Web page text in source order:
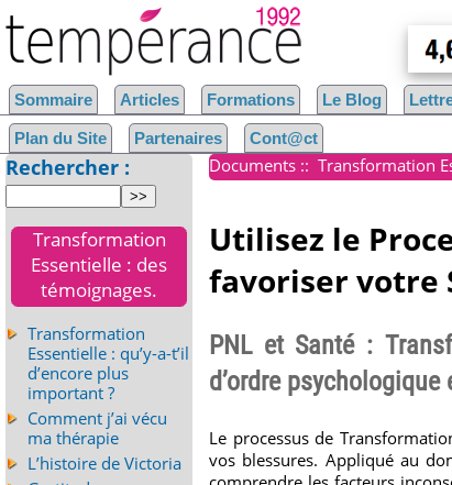
Documents :: Transformation
Utilisez le
favoriser votre
PNL et Santé :
d’ordre
Le processus de
vos blessures. Appliqué au
Sommaire Articles Formations Le Blog
Plan du Site Partenaires Cont@ct
Rechercher :
Transformation
Essentielle : des
témoignages.
Transformation
Essentielle : qu’y-a-t’il
d’encore plus
important ?
Comment j’ai vécu
ma thérapie
L’histoire de Victoria